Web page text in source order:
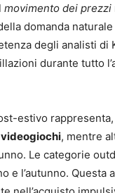
movimento dei prezzi
domanda
degli analisti
durante tutto
estivo
, mentre
Le categorie
e l’autunno.